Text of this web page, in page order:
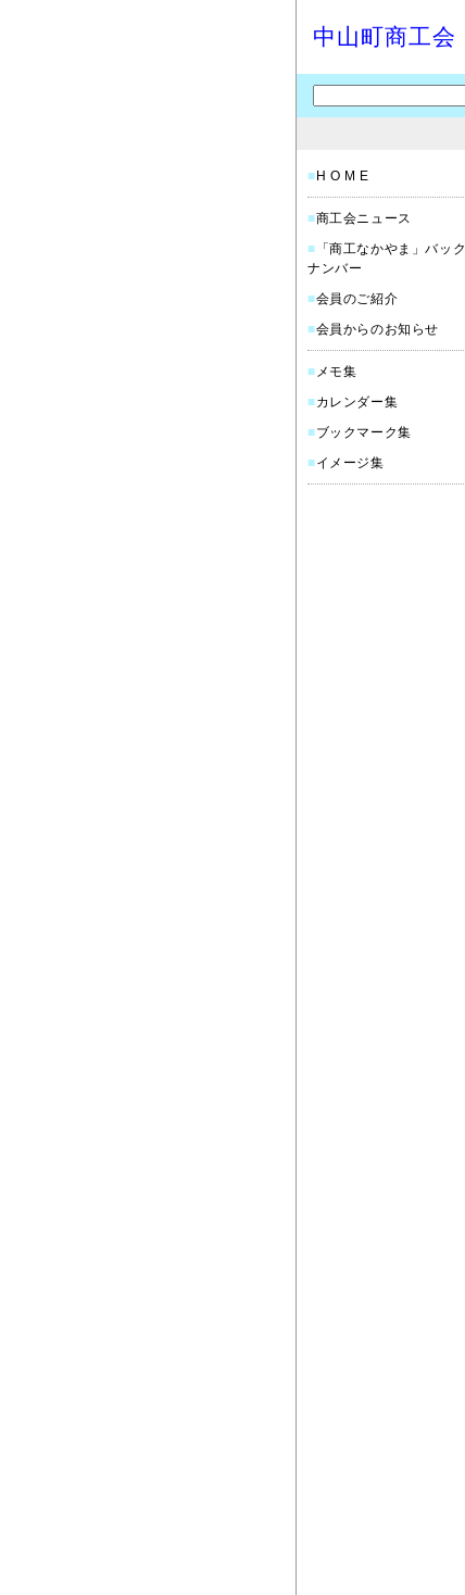
中山町商工会
■ H O M E
■商工会ニュース
■ 「商工なかやま」バック
ナンバー
■会員のご紹介
■会員からのお知らせ
■ メモ集
■カレンダー集
■ブックマーク集
■イメージ集